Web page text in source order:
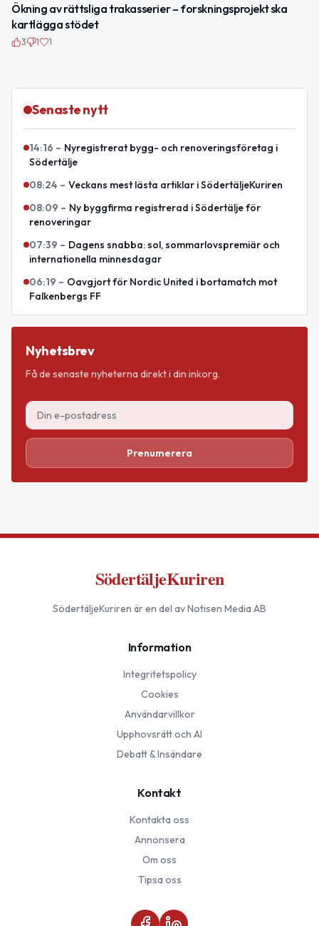
Ökning av rättsliga trakasserier – forskningsprojekt ska
kartlägga stödet
3 1 1
Senaste nytt
14:16 – Nyregistrerat bygg- och renoveringsföretag i
Södertälje
08:24 – Veckans mest lästa artiklar i SödertäljeKuriren
08:09 – Ny byggfirma registrerad i Södertälje för
renoveringar
07:39 – Dagens snabba: sol, sommarlovspremiär och
internationella minnesdagar
06:19 – Oavgjort för Nordic United i bortamatch mot
Falkenbergs FF
Nyhetsbrev
Få de senaste nyheterna direkt i din inkorg.
Prenumerera
SödertäljeKuriren
SödertäljeKuriren är en del av Notisen Media AB
Information
Integritetspolicy
Cookies
Användarvillkor
Upphovsrätt och AI
Debatt & Insändare
Kontakt
Kontakta oss
Annonsera
Om oss
Tipsa oss